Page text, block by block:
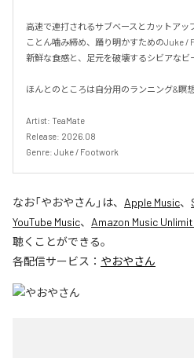
高速で連打されるサブベースとカットアッ
ことん噛み締め、踊り明かすためのJuke /
新鮮な食感と、足元を破壊するシビアなビ
ほんとのところは自分用のランニング&瞑
Artist: TeaMate
Release: 2026.08
Genre: Juke / Footwork
なお「やおやさん 」は、 Apple Music、
YouTube Music、 Amazon Music
聴くことができる。
各配信サービス： やおやさん